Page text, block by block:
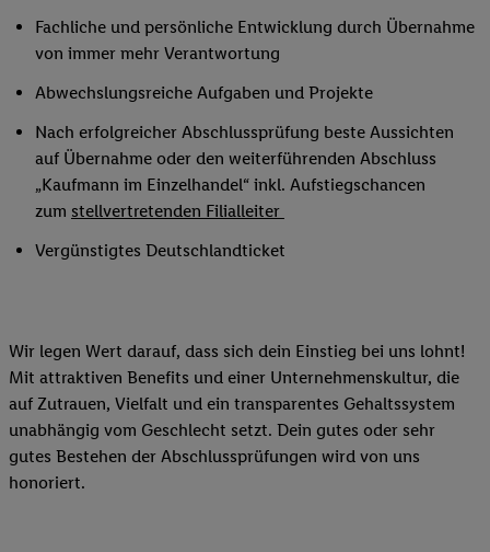
Fachliche und persönliche Entwicklung durch Übernahme
von immer mehr Verantwortung
Abwechslungsreiche Aufgaben und Projekte
Nach erfolgreicher Abschlussprüfung beste Aussichten
auf Übernahme oder den weiterführenden Abschluss
„Kaufmann im Einzelhandel“ inkl. Aufstiegschancen
zum stellvertretenden Filialleiter
Vergünstigtes Deutschlandticket
Wir legen Wert darauf, dass sich dein Einstieg bei uns lohnt!
Mit attraktiven Benefits und einer Unternehmenskultur, die
auf Zutrauen, Vielfalt und ein transparentes Gehaltssystem
unabhängig vom Geschlecht setzt. Dein gutes oder sehr
gutes Bestehen der Abschlussprüfungen wird von uns
honoriert.